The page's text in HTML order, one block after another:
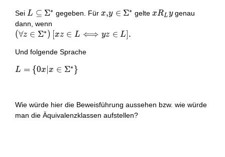
Sei L \subseteq
\Sigma^{*}
L ⊆ Σ∗ gegeben. Fürx, y \in
x,y ∈ Σ∗ geltex
xRLygenau
dann, wenn
\left(\forall z \in
[x z \in L
\Longleftrightarrow
y z \in L] .
(∀z ∈ Σ∗ ) xz ∈ L ⟺ yz ∈ L .
Und folgende Sprache
L = \{ 0x | x
L = {0x ∣x ∈ Σ∗ }
Wie würde hier die Beweisführung aussehen bzw. wie würde
man die Äquivalenzklassen aufstellen?